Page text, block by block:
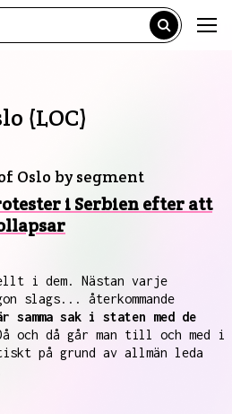
(LOC)
Oslo by segment
i Serbien efter att
i dem. Nästan varje
slags... återkommande
samma sak i staten med de
och då går man till och med i
på grund av allmän leda